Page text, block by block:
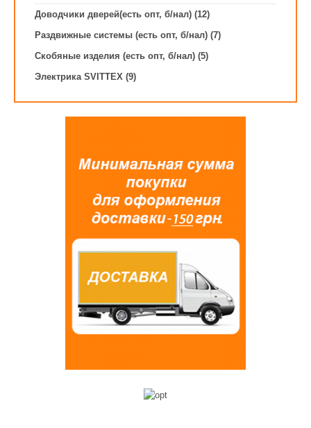
Доводчики дверей(есть опт, б/нал) (12)
Раздвижные системы (есть опт, б/нал) (7)
Скобяные изделия (есть опт, б/нал) (5)
Электрика SVITTEX (9)